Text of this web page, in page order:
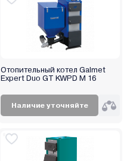
Отопительный котел Galmet
Expert Duo GT KWPD M 16
Наличие уточняйте